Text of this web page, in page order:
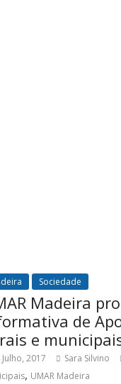
Sociedade
Madeira
de
e
Julho, 2017 Sara Silvino
, UMAR Madeira